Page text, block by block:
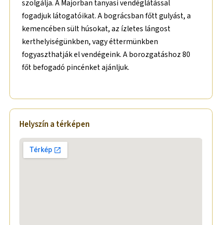
szolgálja. A Majorban tanyasi vendéglátással
fogadjuk látogatóikat. A bográcsban főtt gulyást, a
kemencében sült húsokat, az ízletes lángost
kerthelyiségünkben, vagy éttermünkben
fogyaszthatják el vendégeink. A borozgatáshoz 80
főt befogadó pincénket ajánljuk.
Helyszín a térképen